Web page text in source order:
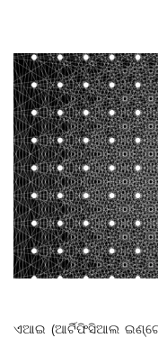
ଏଆଇ (ଆର୍ଟିଫିସିଆଲ